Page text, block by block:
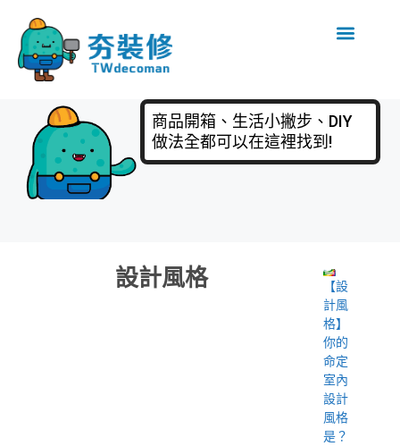
商品開箱、生活小撇步、DIY
做法全都可以在這裡找到!
設計風格
【設
計風
格】
你的
命定
室內
設計
風格
是？